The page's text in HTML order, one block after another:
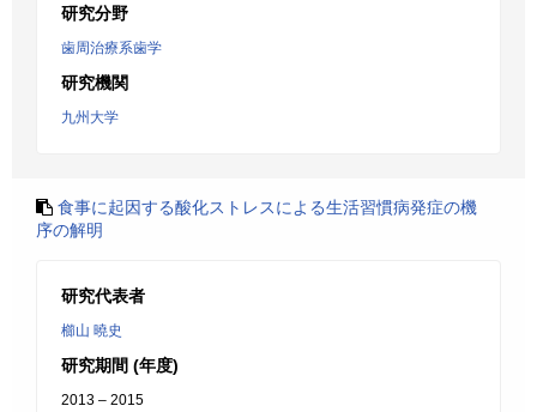
研究分野
歯周治療系歯学
研究機関
九州大学
食事に起因する酸化ストレスによる生活習慣病発症の機
序の解明
研究代表者
櫛山 曉史
研究期間 (年度)
2013 – 2015